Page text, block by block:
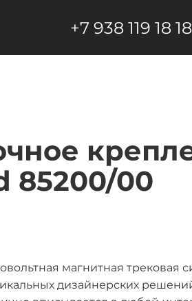
+7 938 119 18 18
85200/00
магнитная трековая
дизайнерских